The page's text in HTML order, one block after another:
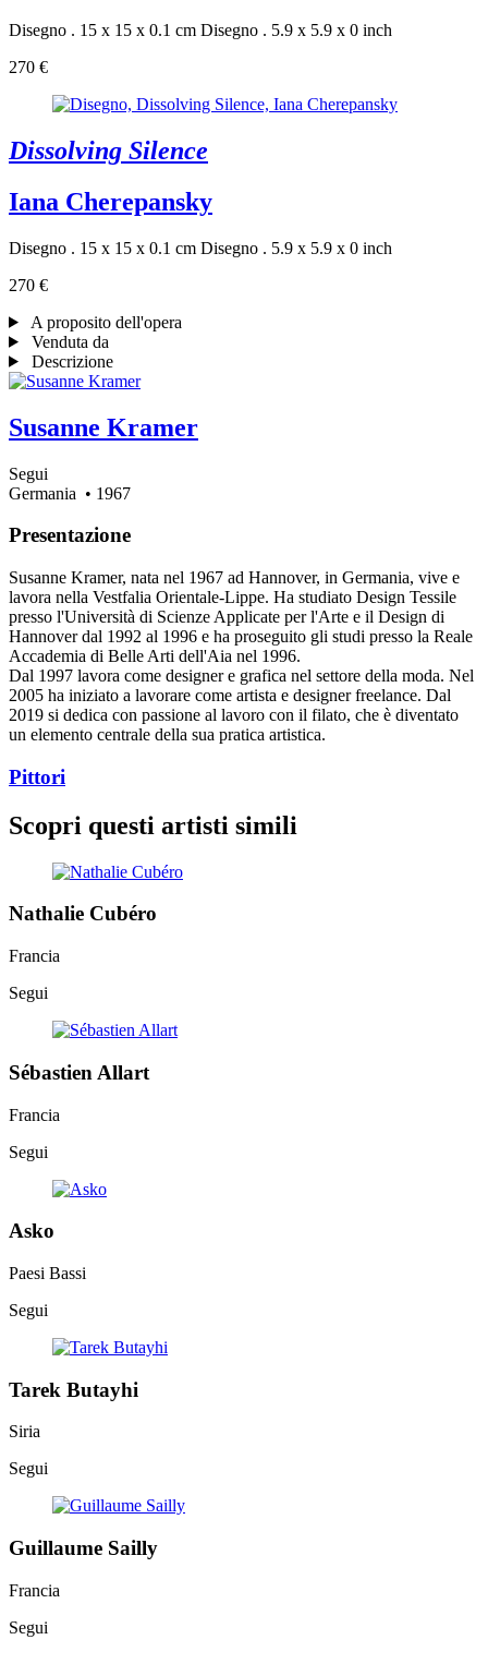
Disegno . 15 x 15 x 0.1 cm Disegno . 5.9 x 5.9 x 0 inch
270 €
Dissolving Silence
Iana Cherepansky
Disegno . 15 x 15 x 0.1 cm Disegno . 5.9 x 5.9 x 0 inch
270 €
A proposito dell'opera
Venduta da
Descrizione
Susanne Kramer
Segui
Germania • 1967
Presentazione
Susanne Kramer, nata nel 1967 ad Hannover, in Germania, vive e
lavora nella Vestfalia Orientale-Lippe. Ha studiato Design Tessile
presso l'Università di Scienze Applicate per l'Arte e il Design di
Hannover dal 1992 al 1996 e ha proseguito gli studi presso la Reale
Accademia di Belle Arti dell'Aia nel 1996.
Dal 1997 lavora come designer e grafica nel settore della moda. Nel
2005 ha iniziato a lavorare come artista e designer freelance. Dal
2019 si dedica con passione al lavoro con il filato, che è diventato
un elemento centrale della sua pratica artistica.
Pittori
Scopri questi artisti simili
Nathalie Cubéro
Francia
Segui
Sébastien Allart
Francia
Segui
Asko
Paesi Bassi
Segui
Tarek Butayhi
Siria
Segui
Guillaume Sailly
Francia
Segui